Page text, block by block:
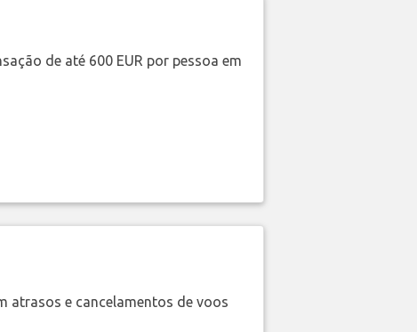
de até 600 EUR por pessoa em
atrasos e cancelamentos de voos